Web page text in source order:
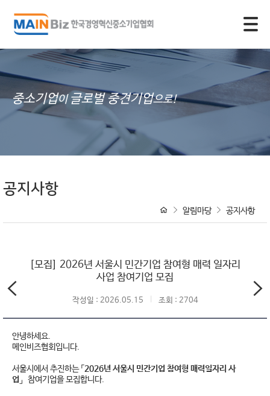
중소기업이 글로벌 중견기업으로!
공지사항
알림마당 공지사항
[모집] 2026년 서울시 민간기업 참여형 매력 일자리
사업 참여기업 모집
작성일 : 2026.05.15 조회 : 2704
안녕하세요.
메인비즈협회입니다.
서울시에서 추진하는「2026년 서울시 민간기업 참여형 매력일자리 사
업」 참여기업을 모집합니다.